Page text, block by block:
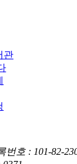
관
번호 : 101-82-